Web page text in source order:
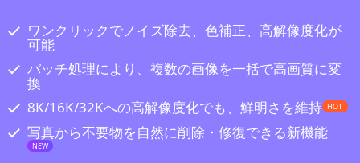
ワンクリックでノイズ除去、色補正、高解像度化が
可能
バッチ処理により、複数の画像を一括で高画質に変
換
8K/16K/32Kへの高解像度化でも、鮮明さを維持 HOT
写真から不要物を自然に削除・修復できる新機能
NEW